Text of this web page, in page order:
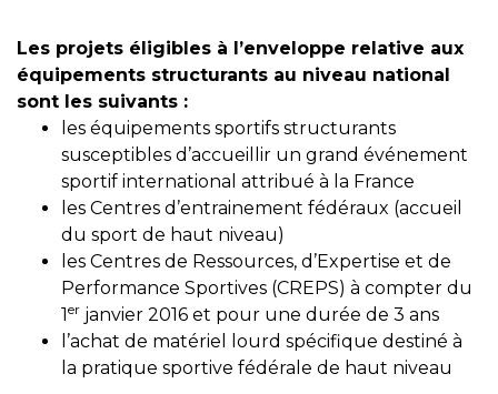
Les projets éligibles à l’enveloppe relative aux
équipements structurants au niveau national
sont les suivants :
les équipements sportifs structurants
susceptibles d’accueillir un grand événement
sportif international attribué à la France
les Centres d’entrainement fédéraux (accueil
du sport de haut niveau)
les Centres de Ressources, d’Expertise et de
Performance Sportives (CREPS) à compter du
1er janvier 2016 et pour une durée de 3 ans
l’achat de matériel lourd spécifique destiné à
la pratique sportive fédérale de haut niveau